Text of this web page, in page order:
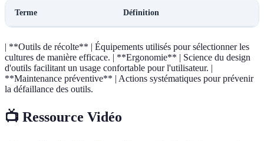
Terme Définition
| **Outils de récolte** | Équipements utilisés pour sélectionner les
cultures de manière efficace. | **Ergonomie** | Science du design
d'outils facilitant un usage confortable pour l'utilisateur. |
**Maintenance préventive** | Actions systématiques pour prévenir
la défaillance des outils.
📺 Ressource Vidéo